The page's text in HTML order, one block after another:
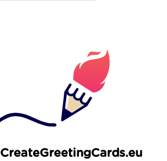
CreateGreetingCards.eu